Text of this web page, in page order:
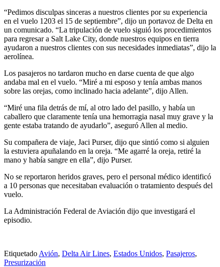
“Pedimos disculpas sinceras a nuestros clientes por su experiencia
en el vuelo 1203 el 15 de septiembre”, dijo un portavoz de Delta en
un comunicado. “La tripulación de vuelo siguió los procedimientos
para regresar a Salt Lake City, donde nuestros equipos en tierra
ayudaron a nuestros clientes con sus necesidades inmediatas”, dijo la
aerolínea.
Los pasajeros no tardaron mucho en darse cuenta de que algo
andaba mal en el vuelo. “Miré a mi esposo y tenía ambas manos
sobre las orejas, como inclinado hacia adelante”, dijo Allen.
“Miré una fila detrás de mí, al otro lado del pasillo, y había un
caballero que claramente tenía una hemorragia nasal muy grave y la
gente estaba tratando de ayudarlo”, aseguró Allen al medio.
Su compañera de viaje, Jaci Purser, dijo que sintió como si alguien
la estuviera apuñalando en la oreja. “Me agarré la oreja, retiré la
mano y había sangre en ella”, dijo Purser.
No se reportaron heridos graves, pero el personal médico identificó
a 10 personas que necesitaban evaluación o tratamiento después del
vuelo.
La Administración Federal de Aviación dijo que investigará el
episodio.
Etiquetado Avión, Delta Air Lines, Estados Unidos, Pasajeros,
Presurización